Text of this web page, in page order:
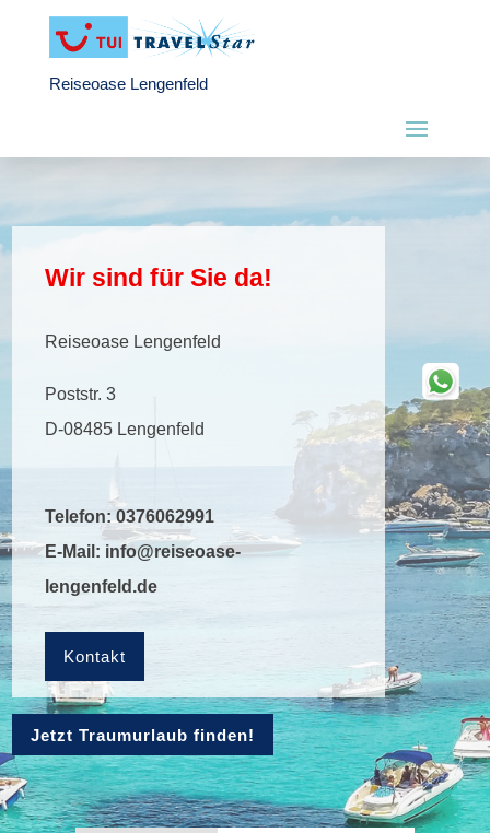
Reiseoase Lengenfeld
Wir sind für Sie da!
Reiseoase Lengenfeld
Poststr. 3
D-08485 Lengenfeld
Telefon:0376062991
E-Mail: info@reiseoase-
lengenfeld.de
Kontakt
Jetzt Traumurlaub finden!